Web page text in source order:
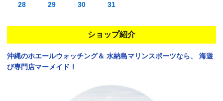
28
29 30 31
ショップ紹介
沖縄のホエールウォッチング＆ 水納島マリンスポーツなら、
海遊
び専門店マーメイド！